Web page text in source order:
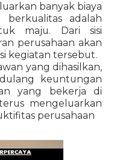
banyak biaya
adalah
maju. Dari sisi
perusahaan akan
kegiatan tersebut.
yang dihasilkan,
keuntungan
yang bekerja di
mengeluarkan
perusahaan